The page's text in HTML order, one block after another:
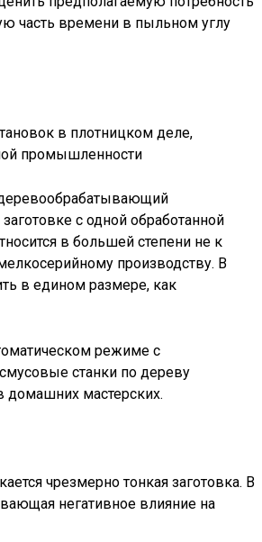
часть времени в пыльном углу
в плотницком деле,
промышленности
деревообрабатывающий
с одной обработанной
в большей степени не к
производству. В
в едином размере, как
режиме с
станки по дереву
домашних мастерских.
чрезмерно тонкая заготовка. В
негативное влияние на